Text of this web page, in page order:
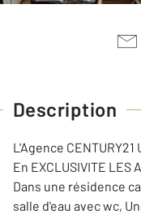
Description
L'Agence
En EXCLUSIVITE
Dans une résidence
salle d'eau avec wc,